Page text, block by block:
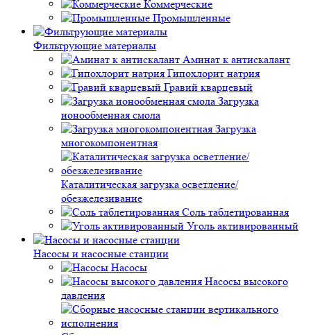
Коммерческие
Промышленные
Фильтрующие материалы
Аминат к антискалант
Гипохлорит натрия
Гравий кварцевый
Загрузка
ионообменная смола
Загрузка
многокомпонентная
Каталитическая загрузка осветление/
обезжелезивание
Соль таблетированная
Уголь активированный
Насосы и насосные станции
Насосы
Насосы высокого
давления